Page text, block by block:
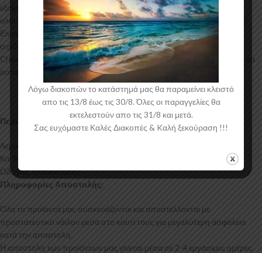
εξαιρετική εφαρμογή. Όλες οι αεροτομές παράγονται σε καλούπια
αλουμινίου για αυξημένη ποιότητα και αντοχή στη μαζική παραγωγή.
Είναι ελεγμένα για ανθεκτικότητα σε υψηλές θερμοκρασίες και έχουν
σχεδιαστεί με την καλύτερη λεπτομέρεια. Η αεροτομή οροφής για το
Chevrolet Aveo έρχεται στο χρώμα του υλικού. Το προϊόν θα πρέπει να
ασταρωθεί και στη συνέχεια να βαφτεί στο χρώμα της επιλογής σας.
Περιεχόμενα Συσκευασίας:
Αεροτομή Οροφής Chevrolet Aveo
Κιτ Τοποθέτησης
Οδηγίες Τοποθέτησης
Πληροφορίες Αποστολής:
Όλα τα προϊόντα μας συσκευάζονται και αποστέλλονται με
προστατευτικό νάιλον μέσα στο κουτί τους για μεγαλύτερη ασφάλεια
κατά την αποστολή.
Η αποστολή των προϊόντων μας γίνεται μέσα σε 2-4 εργάσιμες ημέρες.
Λόγω διακοπών το κατάστημά μας θα παραμείνει κλειστό
απο τις 13/8 έως τις 30/8. Όλες οι παραγγελίες θα
εκτελεστούν απο τις 31/8 και μετά.
Σας ευχόμαστε Καλές Διακοπές & Kαλή ξεκούραση !!!